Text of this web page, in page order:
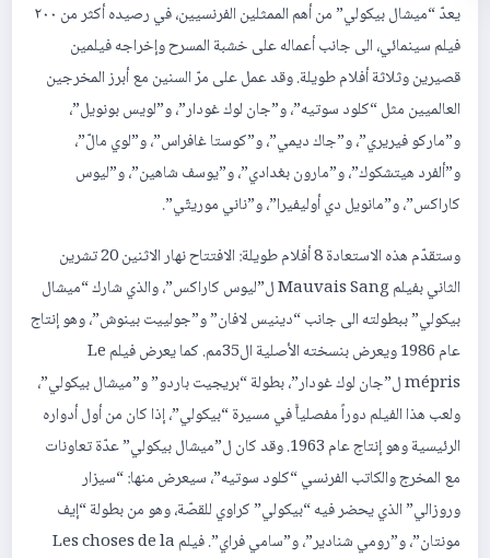
يعدّ “ميشال بيكولي” من أهم الممثلين الفرنسيين، في رصيده أكثر من ٢٠٠
فيلم سينمائي، الى جانب أعماله على خشبة المسرح وإخراجه فيلمين
قصيرين وثلاثة أفلام طويلة. وقد عمل على مرّ السنين مع أبرز المخرجين
العالميين مثل “كلود سوتيه”، و”جان لوك غودار”، و”لويس بونويل”،
و”ماركو فيريري”، و”جاك ديمي”، و”كوستا غافراس”، و”لوي مالّ”،
و”ألفرد هيتشكوك”، و”مارون بغدادي”، و”يوسف شاهين”، و”ليوس
كاراكس”، و”مانويل دي أوليفيرا”، و”ناني موريتّي”.
وستقدّم هذه الاستعادة 8 أفلام طويلة: الافتتاح نهار الاثنين 20 تشرين
الثاني بفيلم Mauvais Sang ل”ليوس كاراكس”، والذي شارك “ميشال
بيكولي” ببطولته الى جانب “دينيس لافان” و”جولييت بينوش”، وهو إنتاج
عام 1986 ويعرض بنسخته الأصلية ال35مم. كما يعرض فيلم Le
mépris ل”جان لوك غودار”، بطولة “بريجيت باردو” و”ميشال بيكولي”،
ولعب هذا الفيلم دوراً مفصلياًّ في مسيرة “بيكولي”، إذا كان من أول أدواره
الرئيسية وهو إنتاج عام 1963. وقد كان ل”ميشال بيكولي” عدّة تعاونات
مع المخرج والكاتب الفرنسي “كلود سوتيه”، سيعرض منها: “سيزار
وروزالي” الذي يحضر فيه “بيكولي” كراوي للقصّة، وهو من بطولة “إيف
مونتان”، و”رومي شنادير”، و”سامي فراي”. فيلم Les choses de la